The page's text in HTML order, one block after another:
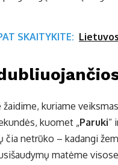
SKAITYKITE:
žaidime, kuriame
kuomet „Paruki“
čia netrūko – kadangi
matėme